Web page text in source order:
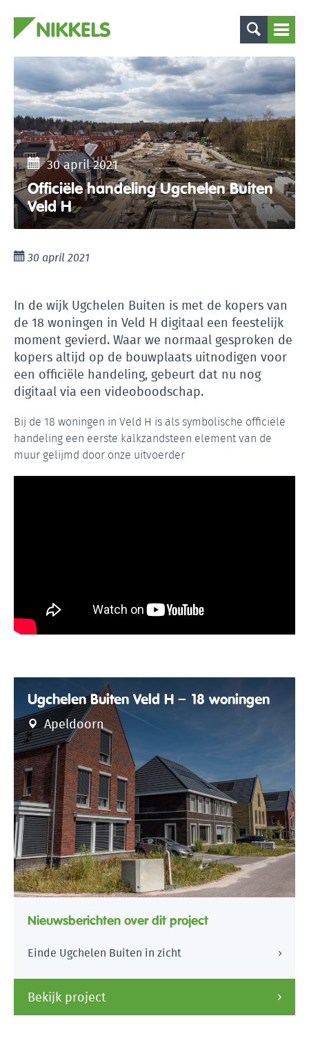
30 april 2021
Officiële handeling Ugchelen Buiten
Veld H
30 april 2021
In de wijk Ugchelen Buiten is met de kopers van
de 18 woningen in Veld H digitaal een feestelijk
moment gevierd. Waar we normaal gesproken de
kopers altijd op de bouwplaats uitnodigen voor
een officiële handeling, gebeurt dat nu nog
digitaal via een videoboodschap.
Bij de 18 woningen in Veld H is als symbolische officiële
handeling een eerste kalkzandsteen element van de
muur gelijmd door onze uitvoerder
Ugchelen Buiten Veld H – 18 woningen
Apeldoorn
Nieuwsberichten over dit project
Einde Ugchelen Buiten in zicht
Bekijk project